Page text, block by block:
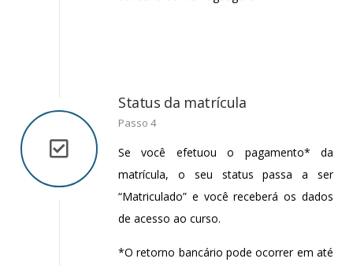
Status da matrícula
Passo 4
Se você efetuou o pagamento* da
matrícula, o seu status passa a ser
“Matriculado” e você receberá os dados
de acesso ao curso.
*O retorno bancário pode ocorrer em até